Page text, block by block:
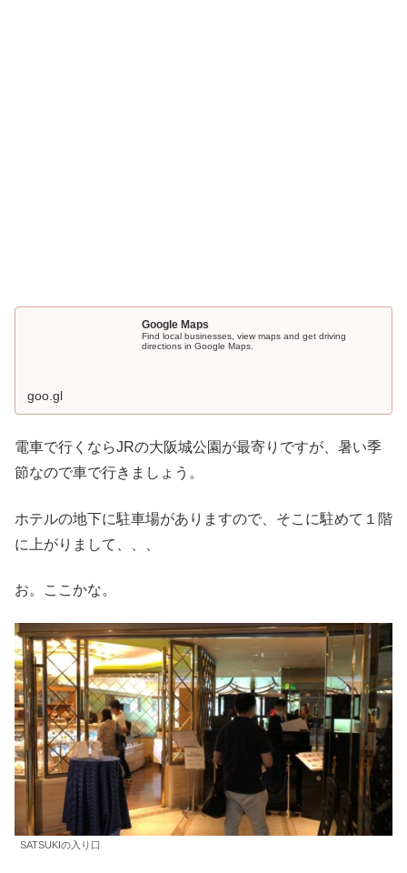
Google Maps
Find local businesses, view maps and get driving
directions in Google Maps.
goo.gl
電車で行くならJRの大阪城公園が最寄りですが、暑い季
節なので車で行きましょう。
ホテルの地下に駐車場がありますので、そこに駐めて１階
に上がりまして、、、
お。ここかな。
SATSUKIの入り口